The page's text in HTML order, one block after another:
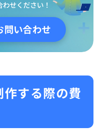
せください！
問い合わせ
する際の費